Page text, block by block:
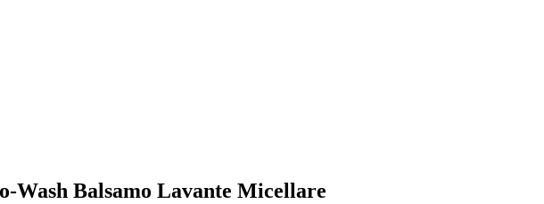
Wash Balsamo Lavante Micellare